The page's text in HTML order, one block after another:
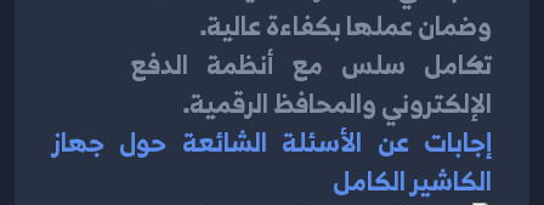
وضمان عملها بكفاءة عالية.
تكامل سلس مع أنظمة الدفع
الإلكتروني والمحافظ الرقمية.
إجابات عن الأسئلة الشائعة حول جهاز
الكاشير الكامل